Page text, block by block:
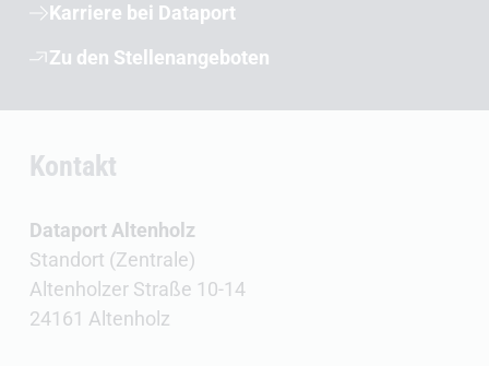
Karriere bei Dataport
Zu den Stellenangeboten
Kontakt
Dataport Altenholz
Standort (Zentrale)
Altenholzer Straße 10-14
24161 Altenholz